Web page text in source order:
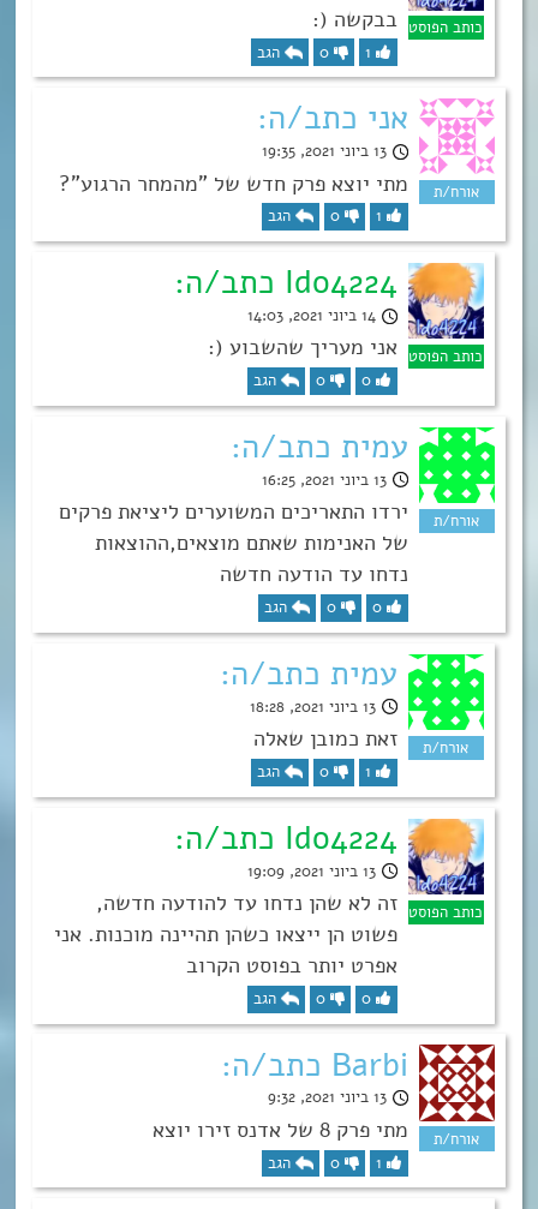
בבקשה (:
1
0 הגב
אני כתב/ה:
13 ביוני 2021, 19:35
מתי יוצא פרק חדש של ”מהמחר הרגוע”?
1
0 הגב
Ido4224 כתב/ה:
14 ביוני 2021, 14:03
אני מעריך שהשבוע (:
0
0 הגב
עמית כתב/ה:
13 ביוני 2021, 16:25
ירדו התאריכים המשוערים ליציאת פרקים
של האנימות שאתם מוצאים,ההוצאות
נדחו עד הודעה חדשה
0
0 הגב
עמית כתב/ה:
13 ביוני 2021, 18:28
זאת כמובן שאלה
1
0 הגב
Ido4224 כתב/ה:
13 ביוני 2021, 19:09
זה לא שהן נדחו עד להודעה חדשה,
פשוט הן ייצאו כשהן תהיינה מוכנות. אני
אפרט יותר בפוסט הקרוב
0
0 הגב
Barbi כתב/ה:
13 ביוני 2021, 9:32
מתי פרק 8 של אדנס זירו יוצא
1
0 הגב